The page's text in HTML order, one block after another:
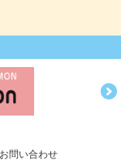
お問い合わせ